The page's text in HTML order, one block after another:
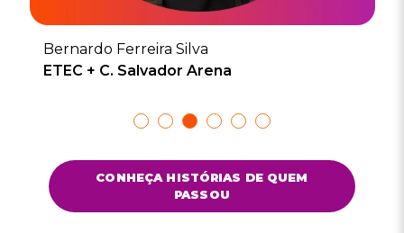
Bernardo Ferreira Silva
ETEC + C. Salvador Arena
CONHEÇA HISTÓRIAS DE QUEM
PASSOU